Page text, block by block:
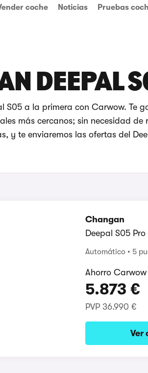
coche Noticias Pruebas
DEEPAL
S05 a la primera con Carwow. Te
más cercanos; sin necesidad
y te enviaremos las ofertas del
Changan
Deepal S05
Automático 5
Ahorro
5.873 €
PVP 36.990 €
Ver